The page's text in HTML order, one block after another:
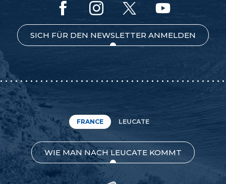
SICH FÜR DEN NEWSLETTER ANMELDEN
FRANCE LEUCATE
WIE MAN NACH LEUCATE KOMMT